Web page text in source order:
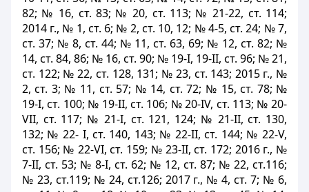
82; № 16, ст. 83; № 20, ст. 113; № 21-22, ст. 114;
2014 г., № 1, ст. 6; № 2, ст. 10, 12; № 4-5, ст. 24; № 7,
ст. 37; № 8, ст. 44; № 11, ст. 63, 69; № 12, ст. 82; №
14, ст. 84, 86; № 16, ст. 90; № 19-І, 19-II, ст. 96; № 21,
ст. 122; № 22, ст. 128, 131; № 23, ст. 143; 2015 г., №
2, ст. 3; № 11, ст. 57; № 14, ст. 72; № 15, ст. 78; №
19-І, ст. 100; № 19-II, ст. 106; № 20-IV, ст. 113; № 20-
VII, ст. 117; № 21-І, ст. 121, 124; № 21-II, ст. 130,
132; № 22- І, ст. 140, 143; № 22-ІІ, ст. 144; № 22-V,
ст. 156; № 22-VI, ст. 159; № 23-II, ст. 172; 2016 г., №
7-II, ст. 53; № 8-І, ст. 62; № 12, ст. 87; № 22, cт.116;
№ 23, cт.119; № 24, cт.126; 2017 г., № 4, ст. 7; № 6,